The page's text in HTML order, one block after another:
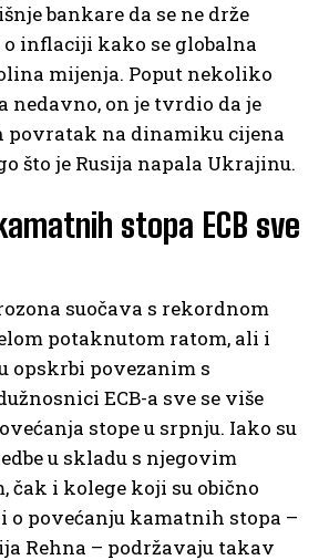
bankare da se ne drže
inflaciji kako se globalna
mijenja. Poput nekoliko
nedavno, on je tvrdio da je
povratak na dinamiku cijena
što je Rusija napala Ukrajinu.
stopa ECB sve
suočava s rekordnom
potaknutom ratom, ali i
opskrbi povezanim s
ECB-a sve se više
stope u srpnju. Iako su
u skladu s njegovim
čak i kolege koji su obično
o povećanju kamatnih stopa –
Rehna – podržavaju takav